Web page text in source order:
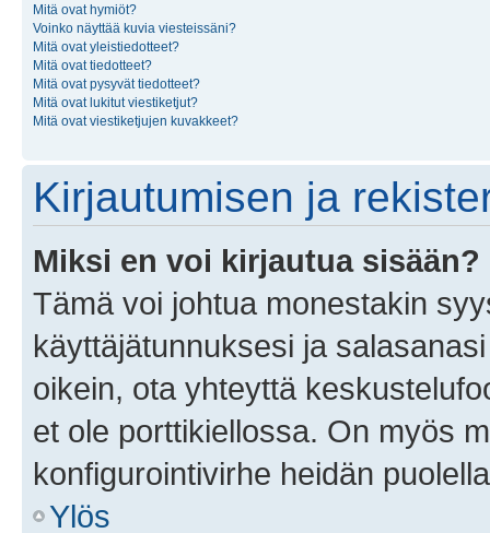
Mitä ovat hymiöt?
Voinko näyttää kuvia viesteissäni?
Mitä ovat yleistiedotteet?
Mitä ovat tiedotteet?
Mitä ovat pysyvät tiedotteet?
Mitä ovat lukitut viestiketjut?
Mitä ovat viestiketjujen kuvakkeet?
Kirjautumisen ja
Miksi en voi kirjautua sisään?
Tämä voi johtua monestakin
käyttäjätunnuksesi ja
oikein, ota yhteyttä
et ole porttikiellossa. On myös
konfigurointivirhe heidän
Ylös